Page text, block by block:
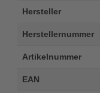
Hersteller
Herstellernummer
Artikelnummer
EAN